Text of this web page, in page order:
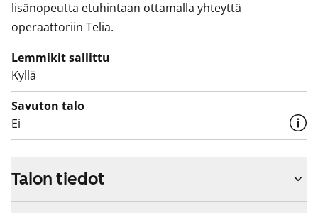
lisänopeutta etuhintaan ottamalla yhteyttä
operaattoriin Telia.
Lemmikit sallittu
Kyllä
Savuton talo
Ei
Talon tiedot